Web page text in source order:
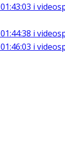
01:43:03 i
01:44:38 i
01:46:03 i